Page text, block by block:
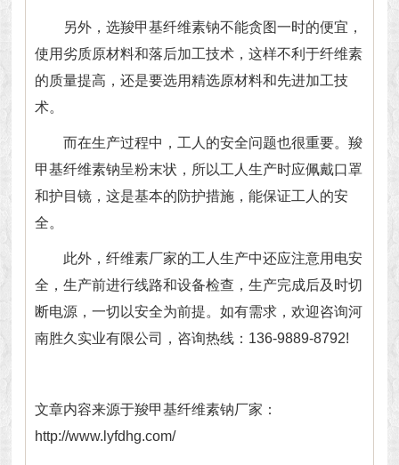
另外，选羧甲基纤维素钠不能贪图一时的便宜，
使用劣质原材料和落后加工技术，这样不利于纤维素
的质量提高，还是要选用精选原材料和先进加工技
术。
而在生产过程中，工人的安全问题也很重要。羧
甲基纤维素钠呈粉末状，所以工人生产时应佩戴口罩
和护目镜，这是基本的防护措施，能保证工人的安
全。
此外，纤维素厂家的工人生产中还应注意用电安
全，生产前进行线路和设备检查，生产完成后及时切
断电源，一切以安全为前提。如有需求，欢迎咨询河
南胜久实业有限公司，咨询热线：136-9889-8792!
文章内容来源于羧甲基纤维素钠厂家：
http://www.lyfdhg.com/